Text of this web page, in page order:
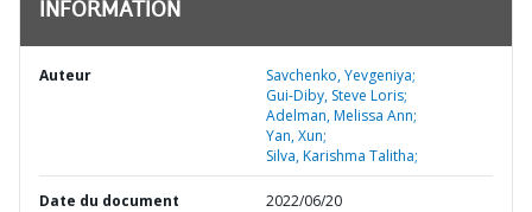
INFORMATION
Auteur
Savchenko, Yevgeniya;
Gui-Diby, Steve Loris;
Adelman, Melissa Ann;
Yan, Xun;
Silva, Karishma Talitha;
Date du document 2022/06/20